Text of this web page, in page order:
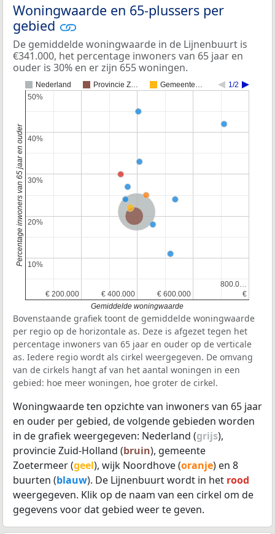
Woningwaarde en 65-plussers per
gebied
De gemiddelde woningwaarde in de Lijnenbuurt is
€341.000, het percentage inwoners van 65 jaar en
ouder is 30% en er zijn 655 woningen.
Nederland Provincie Z… Gemeente… 1/2
Nederland
Provincie Zuid-Holland
€ 200.000
€ 200.000 € 400.000
€ 400.000 € 600.000
€ 600.000 €
€
800.0…
800.0…
10%
10%
20%
20%
30%
30%
40%
40%
50%
50%
Gemiddelde woningwaarde
Percentage inwoners van 65 jaar en ouder
Bovenstaande grafiek toont de gemiddelde woningwaarde
per regio op de horizontale as. Deze is afgezet tegen het
percentage inwoners van 65 jaar en ouder op de verticale
as. Iedere regio wordt als cirkel weergegeven. De omvang
van de cirkels hangt af van het aantal woningen in een
gebied: hoe meer woningen, hoe groter de cirkel.
Woningwaarde ten opzichte van inwoners van 65 jaar
en ouder per gebied, de volgende gebieden worden
in de grafiek weergegeven: Nederland (grijs),
provincie Zuid-Holland (bruin), gemeente
Zoetermeer (geel), wijk Noordhove (oranje) en 8
buurten (blauw). De Lijnenbuurt wordt in het rood
weergegeven. Klik op de naam van een cirkel om de
gegevens voor dat gebied weer te geven.